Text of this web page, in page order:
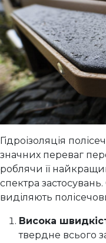
Гідроізоляція
значних переваг
роблячи її
спектра
виділяють
Висока
твердне всього